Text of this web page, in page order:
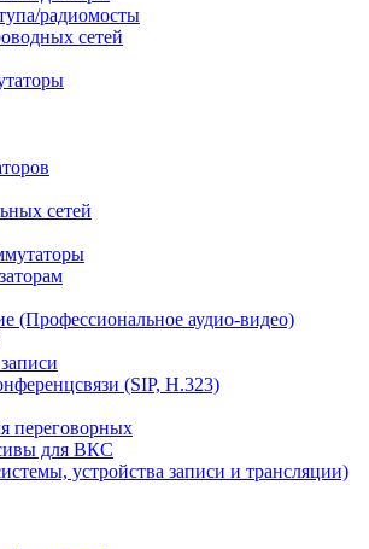
радиомосты
сетей
сетей
(Профессиональное аудио-видео)
(SIP, H.323)
переговорных
для ВКС
устройства записи и трансляции)